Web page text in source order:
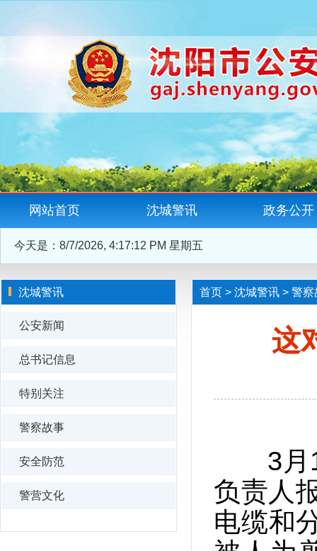
网站首页 沈城警讯 政务公开
今天是： 8/7/2026, 4:17:13 PM 星期五
沈城警讯
公安新闻
总书记信息
特别关注
警察故事
安全防范
警营文化
首页 > 沈城警讯 > 警察
这
3月14
负责人
电缆和